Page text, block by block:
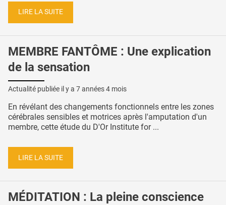
LIRE LA SUITE
MEMBRE FANTÔME : Une explication
de la sensation
Actualité publiée il y a 7 années 4 mois
En révélant des changements fonctionnels entre les zones
cérébrales sensibles et motrices après l'amputation d'un
membre, cette étude du D'Or Institute for ...
LIRE LA SUITE
MÉDITATION : La pleine conscience